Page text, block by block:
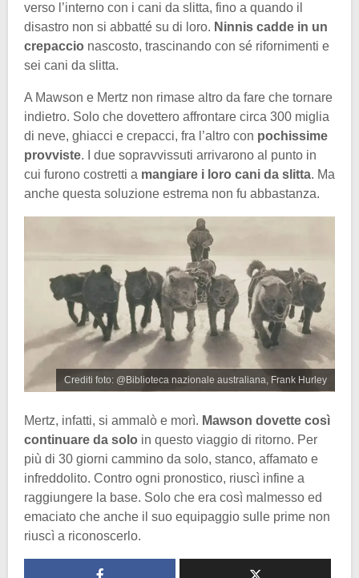
verso l’interno con i cani da slitta, fino a quando il
disastro non si abbatté su di loro. Ninnis cadde in un
crepaccio nascosto, trascinando con sé rifornimenti e
sei cani da slitta.
A Mawson e Mertz non rimase altro da fare che tornare
indietro. Solo che dovettero affrontare circa 300 miglia
di neve, ghiacci e crepacci, fra l’altro con pochissime
provviste. I due sopravvissuti arrivarono al punto in
cui furono costretti a mangiare i loro cani da slitta. Ma
anche questa soluzione estrema non fu abbastanza.
Crediti foto: @Biblioteca nazionale australiana, Frank Hurley
Mertz, infatti, si ammalò e morì. Mawson dovette così
continuare da solo in questo viaggio di ritorno. Per
più di 30 giorni cammino da solo, stanco, affamato e
infreddolito. Contro ogni pronostico, riuscì infine a
raggiungere la base. Solo che era così malmesso ed
emaciato che anche il suo equipaggio sulle prime non
riuscì a riconoscerlo.